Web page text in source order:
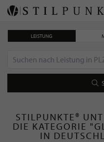
LEISTUNG
STILPUNKTE®
DIE KATEGORIE
IN